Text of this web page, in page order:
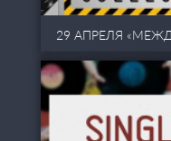
29 АПРЕЛЯ